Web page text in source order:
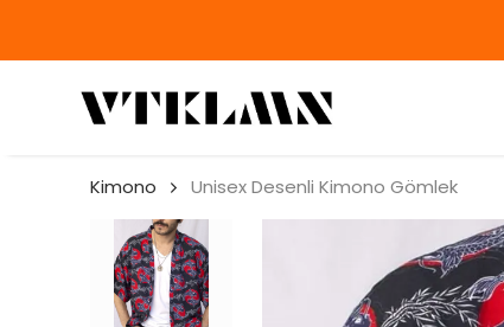
Kimono Unisex Desenli Kimono Gömlek